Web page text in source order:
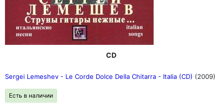
CD
Sergei Lemeshev - Le Corde Dolce Della Chitarra - Italia (CD) (2009)
Есть в наличии